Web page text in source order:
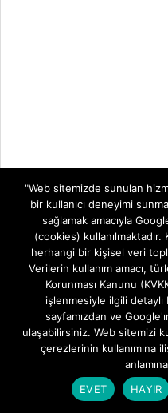
"Web sitemizde sunulan
bir kullanıcı deneyimi
sağlamak amacıyla
(cookies)
herhangi bir kişisel veri
Verilerin kullanım amacı,
Korunması Kanunu
işlenmesiyle ilgili detaylı
sayfamızdan ve
ulaşabilirsiniz. Web sitemizi
çerezlerinin kullanımına
EVET
HAYIR